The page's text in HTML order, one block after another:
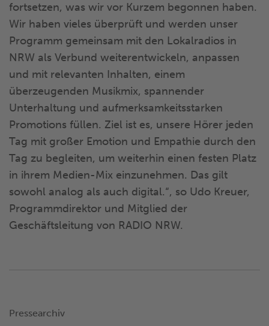
fortsetzen, was wir vor Kurzem begonnen haben.
Wir haben vieles überprüft und werden unser
Programm gemeinsam mit den Lokalradios in
NRW als Verbund weiterentwickeln, anpassen
und mit relevanten Inhalten, einem
überzeugenden Musikmix, spannender
Unterhaltung und aufmerksamkeitsstarken
Promotions füllen. Ziel ist es, unsere Hörer jeden
Tag mit großer Emotion und Empathie durch den
Tag zu begleiten, um weiterhin einen festen Platz
in ihrem Medien-Mix einzunehmen. Das gilt
sowohl analog als auch digital.“, so Udo Kreuer,
Programmdirektor und Mitglied der
Geschäftsleitung von RADIO NRW.
Pressearchiv